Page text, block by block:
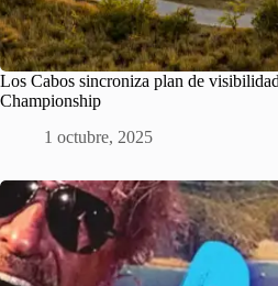
Los Cabos sincroniza plan de
Championship
1 octubre, 2025